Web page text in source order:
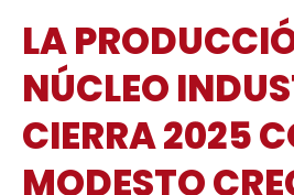
LA
NÚCLEO
CIERRA 2025
MODESTO